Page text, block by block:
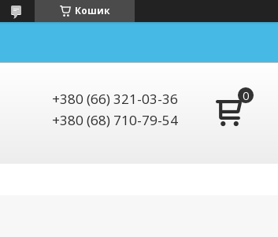
Кошик
+380 (66) 321-03-36
+380 (68) 710-79-54